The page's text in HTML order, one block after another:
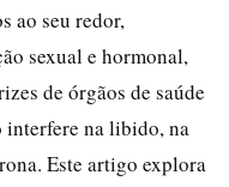
ao seu redor,
sexual e hormonal,
de órgãos de saúde
interfere na libido, na
Este artigo explora